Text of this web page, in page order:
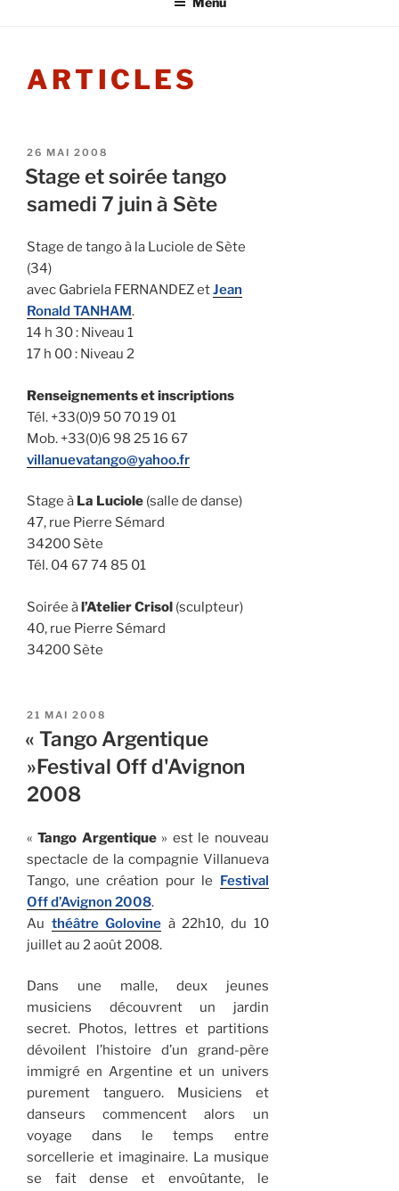
ARTICLES
PUBLIÉ
LE
26 MAI 2008
Stage et soirée tango
samedi 7 juin à Sète
Stage de tango à la Luciole de Sète
(34)
avec Gabriela FERNANDEZ etJean
Ronald TANHAM.
14 h 30 : Niveau 1
17 h 00 : Niveau 2
Renseignements et inscriptions
Tél. +33(0)9 50 70 19 01
Mob. +33(0)6 98 25 16 67
villanuevatango@yahoo.fr
Stage à La Luciole (salle de danse)
47, rue Pierre Sémard
34200 Sète
Tél. 04 67 74 85 01
Soirée àl’Atelier Crisol (sculpteur)
40, rue Pierre Sémard
34200 Sète
PUBLIÉ
LE
21 MAI 2008
« Tango Argentique
»Festival Off d'Avignon
2008
«Tango Argentique» est le nouveau
spectacle de la compagnie Villanueva
Tango, une création pour le Festival
Off d’Avignon 2008.
Au théâtre Golovine à 22h10, du 10
juillet au 2 août 2008.
Dans une malle, deux jeunes
musiciens découvrent un jardin
secret. Photos, lettres et partitions
dévoilent l’histoire d’un grand-père
immigré en Argentine et un univers
purement tanguero. Musiciens et
danseurs commencent alors un
voyage dans le temps entre
sorcellerie et imaginaire. La musique
se fait dense et envoûtante, le